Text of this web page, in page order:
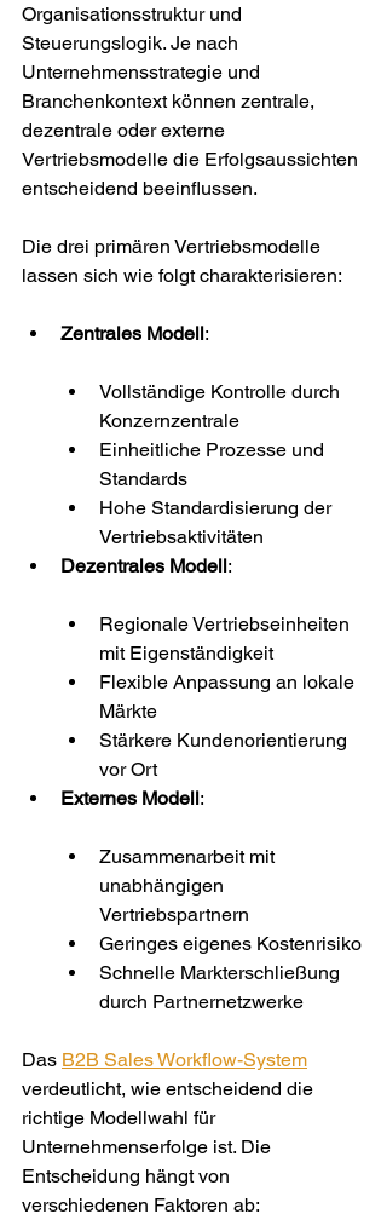
Organisationsstruktur und
Steuerungslogik. Je nach
Unternehmensstrategie und
Branchenkontext können zentrale,
dezentrale oder externe
Vertriebsmodelle die Erfolgsaussichten
entscheidend beeinflussen.
Die drei primären Vertriebsmodelle
lassen sich wie folgt charakterisieren:
Zentrales Modell:
Vollständige Kontrolle durch
Konzernzentrale
Einheitliche Prozesse und
Standards
Hohe Standardisierung der
Vertriebsaktivitäten
Dezentrales Modell:
Regionale Vertriebseinheiten
mit Eigenständigkeit
Flexible Anpassung an lokale
Märkte
Stärkere Kundenorientierung
vor Ort
Externes Modell:
Zusammenarbeit mit
unabhängigen
Vertriebspartnern
Geringes eigenes Kostenrisiko
Schnelle Markterschließung
durch Partnernetzwerke
Das B2B Sales Workflow-System
verdeutlicht, wie entscheidend die
richtige Modellwahl für
Unternehmenserfolge ist. Die
Entscheidung hängt von
verschiedenen Faktoren ab: